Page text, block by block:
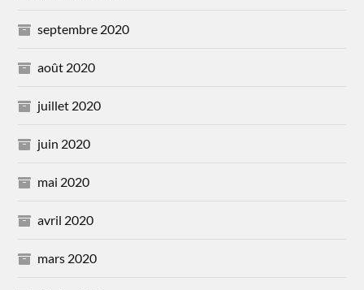
septembre 2020
août 2020
juillet 2020
juin 2020
mai 2020
avril 2020
mars 2020